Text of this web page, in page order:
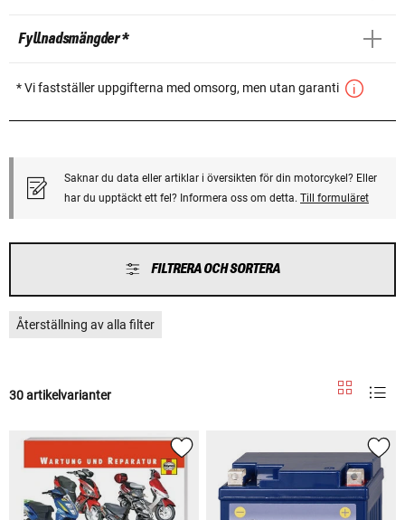
Fyllnadsmängder *
* Vi fastställer uppgifterna med omsorg, men utan garanti
Saknar du data eller artiklar i översikten för din motorcykel? Eller
har du upptäckt ett fel? Informera oss om detta. Till formuläret
FILTRERA OCH SORTERA
Återställning av alla filter
30 artikelvarianter